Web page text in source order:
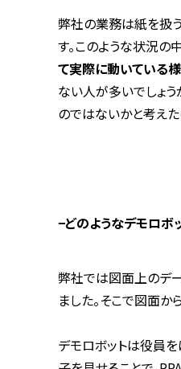
弊社の業務は紙を扱
す。このような状況の
て実際に動いている
ない人が多いでしょ
のではないかと考えた
−どのようなデモロボ
弊社では図面上のデ
ました。そこで図面
デモロボットは役員